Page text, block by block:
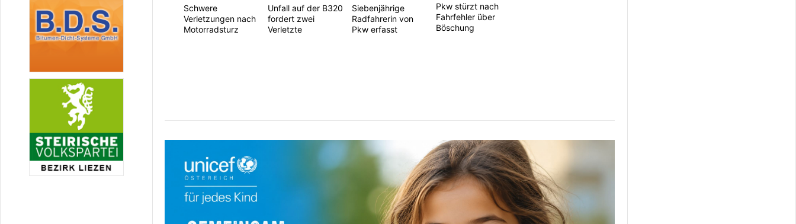
Schwere
Verletzungen nach
Motorradsturz
Unfall auf der B320
fordert zwei
Verletzte
Siebenjährige
Radfahrerin von
Pkw erfasst
Pkw stürzt nach
Fahrfehler über
Böschung